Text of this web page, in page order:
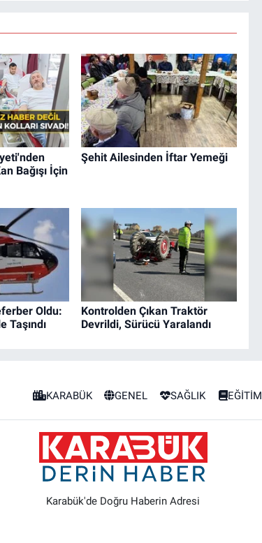
Bağışı İçin
Şehit Ailesinden İftar Yemeği
Oldu:
Taşındı
Kontrolden Çıkan Traktör
Devrildi, Sürücü Yaralandı
KARABÜK GENEL SAĞLIK EĞİTİM
Karabük'de Doğru Haberin Adresi